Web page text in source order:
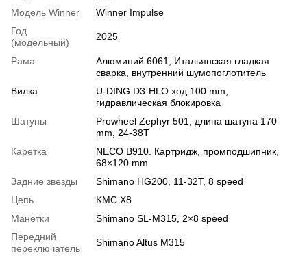
Модель Winner
Winner Impulse
Год
(модельный)
2025
Рама
Алюминий 6061, Итальянская гладкая
сварка, внутренний шумопоглотитель
Вилка
U-DING D3-HLO ход 100 mm,
гидравлическая блокировка
Шатуны
Prowheel Zephyr 501, длина шатуна 170
mm, 24-38T
Каретка
NECO B910. Картридж, промподшипник,
68×120 mm
Задние звезды
Shimano HG200, 11-32T, 8 speed
Цепь
KMC X8
Манетки
Shimano SL-M315, 2×8 speed
Передний
переключатель
Shimano Altus M315